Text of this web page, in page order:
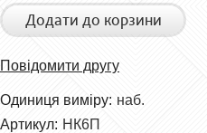
Додати до корзини
Повідомити другу
Одиниця виміру: наб.
Артикул: НК6П